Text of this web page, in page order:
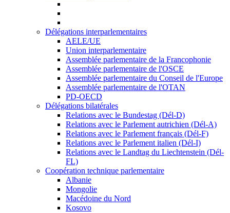
Délégations interparlementaires
AELE/UE
Union interparlementaire
Assemblée parlementaire de la Francophonie
Assemblée parlementaire de l'OSCE
Assemblée parlementaire du Conseil de l'Europe
Assemblée parlementaire de l'OTAN
PD-OECD
Délégations bilatérales
Relations avec le Bundestag (Dél-D)
Relations avec le Parlement autrichien (Dél-A)
Relations avec le Parlement français (Dél-F)
Relations avec le Parlement italien (Dél-I)
Relations avec le Landtag du Liechtenstein (Dél-
FL)
Coopération technique parlementaire
Albanie
Mongolie
Macédoine du Nord
Kosovo